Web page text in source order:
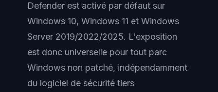
Defender est activé par défaut sur
Windows 10, Windows 11 et Windows
Server 2019/2022/2025. L'exposition
est donc universelle pour tout parc
Windows non patché, indépendamment
du logiciel de sécurité tiers